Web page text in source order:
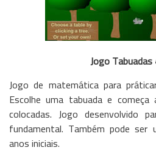
Jogo Tabuadas
Jogo de matemática para
Escolhe uma tabuada e
colocadas. Jogo desenvolvido
fundamental. Também pode ser
anos iniciais.